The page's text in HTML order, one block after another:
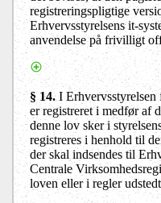
registreringspligtige
Erhvervsstyrelsens it-
anvendelse på frivilligt
§ 14.I Erhvervsstyrelsen
er registreret i medfør af
denne lov sker i
registreres i henhold til
der skal indsendes til
Centrale
loven eller i regler